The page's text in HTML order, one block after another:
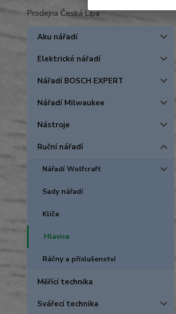
Prodejna Česká Lípa
Aku nářadí
Elektrické nářadí
Nářadí BOSCH EXPERT
Nářadí Milwaukee
Nástroje
Ruční nářadí
Nářadí Wolfcraft
Sady nářadí
Klíče
Hlavice
Ráčny a příslušenství
Měřící technika
Svářecí technika